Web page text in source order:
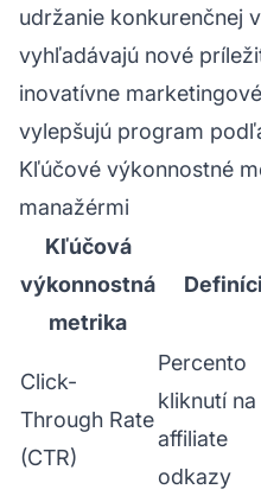
udržanie konkurenčnej
vyhľadávajú nové
inovatívne
vylepšujú program
Kľúčové výkonnostné
manažérmi
Kľúčová
výkonnostná
metrika
Click-
Through Rate
(CTR)
Percento
kliknutí na
affiliate
odkazy